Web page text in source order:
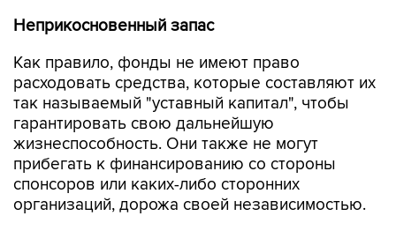
Неприкосновенный запас
Как правило, фонды не имеют право
расходовать средства, которые составляют их
так называемый "уставный капитал", чтобы
гарантировать свою дальнейшую
жизнеспособность. Они также не могут
прибегать к финансированию со стороны
спонсоров или каких-либо сторонних
организаций, дорожа своей независимостью.